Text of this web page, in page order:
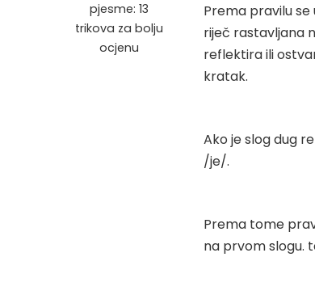
pjesme: 13
trikova za bolju
ocjenu
Prema pravilu se
riječ rastavljana
reflektira ili
kratak.
Ako je slog dug
/je/.
Prema tome
na prvom slogu.